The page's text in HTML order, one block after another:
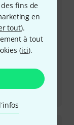
fins de
en
tout).
à tout
(ici).